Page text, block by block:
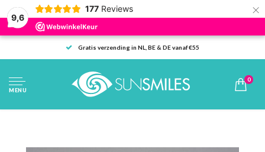
9,6
177 Reviews ×
Gratis verzending in NL, BE & DE vanaf €55
MENU
0